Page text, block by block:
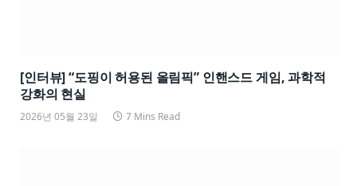
[인터뷰] “도핑이 허용된 올림픽” 인핸스드 게임, 과학적
강화의 현실
2026년 05월 23일 7 Mins Read